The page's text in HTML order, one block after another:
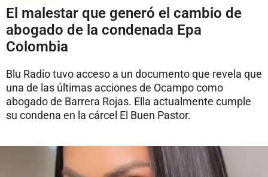
El malestar que generó el cambio de
abogado de la condenada Epa
Colombia
Blu Radio tuvo acceso a un documento que revela que
una de las últimas acciones de Ocampo como
abogado de Barrera Rojas. Ella actualmente cumple
su condena en la cárcel El Buen Pastor.